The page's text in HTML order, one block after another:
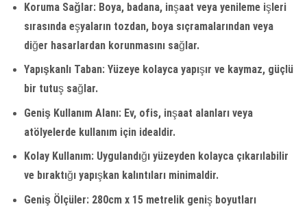
Koruma Sağlar: Boya, badana, inşaat veya yenileme işleri
sırasında eşyaların tozdan, boya sıçramalarından veya
diğer hasarlardan korunmasını sağlar.
Yapışkanlı Taban: Yüzeye kolayca yapışır ve kaymaz, güçlü
bir tutuş sağlar.
Geniş Kullanım Alanı: Ev, ofis, inşaat alanları veya
atölyelerde kullanım için idealdir.
Kolay Kullanım: Uygulandığı yüzeyden kolayca çıkarılabilir
ve bıraktığı yapışkan kalıntıları minimaldir.
Geniş Ölçüler: 280cm x 15 metrelik geniş boyutları